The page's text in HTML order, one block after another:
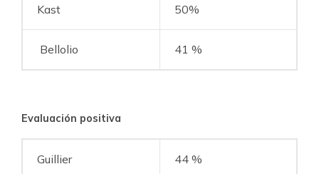
Kast 50%
Bellolio 41 %
Evaluación positiva
Guillier 44 %